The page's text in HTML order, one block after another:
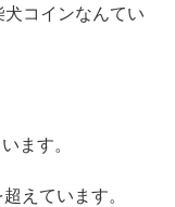
コインなんてい
ます。
えています。